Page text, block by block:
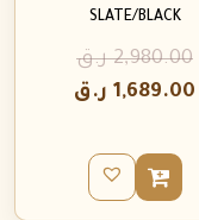
SLATE/BLACK
2,980.00 ر.ق
1,689.00 ر.ق